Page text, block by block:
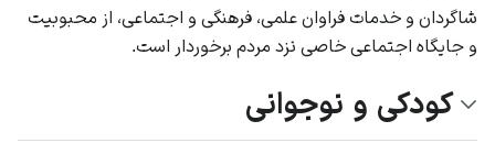
شاگردان و خدمات فراوان علمی، فرهنگی و اجتماعی، از محبوبیت
و جایگاه اجتماعی خاصی نزد مردم برخوردار است.
کودکی و نوجوانی